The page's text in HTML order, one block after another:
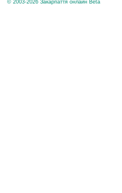
© 2003-2026 Закарпаття онлайн Beta